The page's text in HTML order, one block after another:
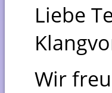
Liebe
Wir